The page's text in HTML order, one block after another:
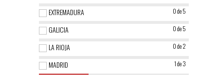
EXTREMADURA 0 de 5
GALICIA 0 de 5
LA RIOJA 0 de 2
MADRID 1 de 3